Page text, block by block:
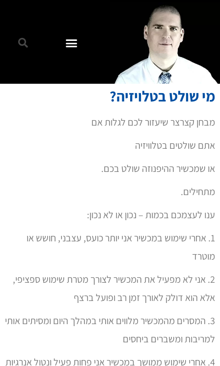
מי שולט בטלויזיה?
מבחן קצרצר שיעזור לכם לגלות אם
אתם שולטים בטלוויזיה
או שמכשיר ההיפנוזה שולט בכם.
מתחילים.
ענו לעצמכם בכמות – נכון או לא נכון:
1. אחרי שימוש במכשיר אני יותר כועס, עצבני, חושש או
מוטרד
2. אני לא מפעיל את המכשיר לצורך מטרת שימוש ספציפי,
אלא הוא דולק לאורך זמן רב ופועל ברצף
3. המסרים מהמכשיר מלווים אותי במהלך היום ומסיתים אותי
למריבות ומשברים ביחסים
4. אחרי שימוש ממושך במכשיר אני פחות פעיל ונטול אנרגיות